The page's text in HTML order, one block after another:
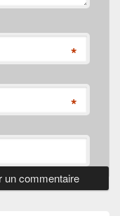
*
*